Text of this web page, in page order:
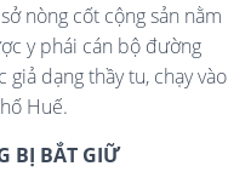
nòng cốt cộng sản nằm
y phái cán bộ đường
dạng thầy tu, chạy vào
Huế.
BỊ BẮT GIỮ